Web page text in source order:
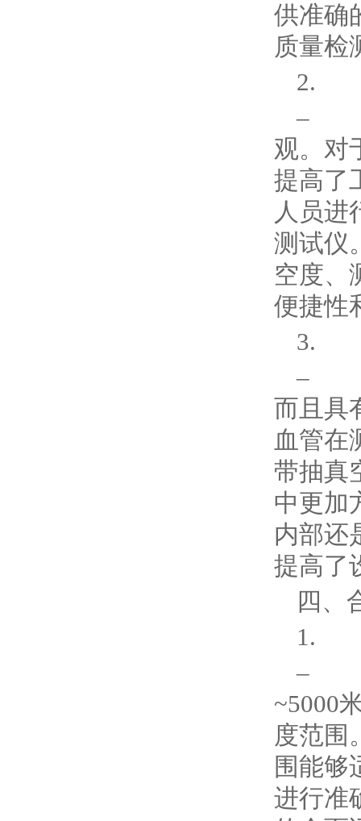
供准确
质量检
2.
– 7
观。对
提高了
人员进
测试仪
空度、
便捷性
3.
– 超
而且具
血管在
带抽真
中更加
内部还
提高了
四、
1.
–
~5000
度范围
围能够
进行准